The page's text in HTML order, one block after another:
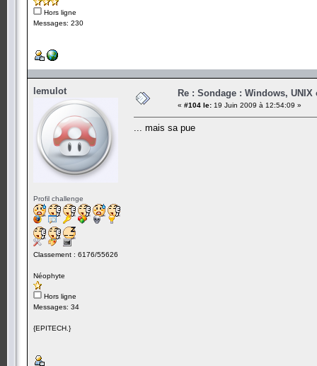
Hors ligne
Messages: 230
lemulot
Profil challenge
Classement : 6176/55626
Néophyte
Hors ligne
Messages: 34
{EPITECH.}
Re : Sondage : Windows, UNIX
« #104 le: 19 Juin 2009 à 12:54:09 »
... mais sa pue